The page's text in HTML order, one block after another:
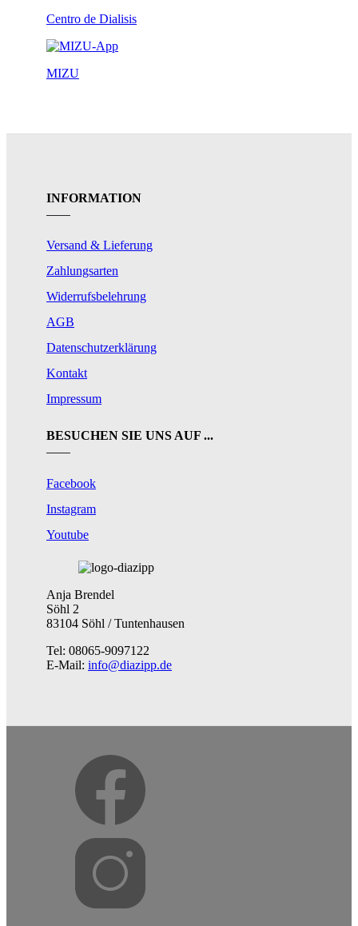
Centro de Dialisis
MIZU
INFORMATION
Versand & Lieferung
Zahlungsarten
Widerrufsbelehrung
AGB
Datenschutzerklärung
Kontakt
Impressum
BESUCHEN SIE UNS AUF ...
Facebook
Instagram
Youtube
Anja Brendel
Söhl 2
83104 Söhl / Tuntenhausen
Tel: 08065-9097122
E-Mail: info@diazipp.de